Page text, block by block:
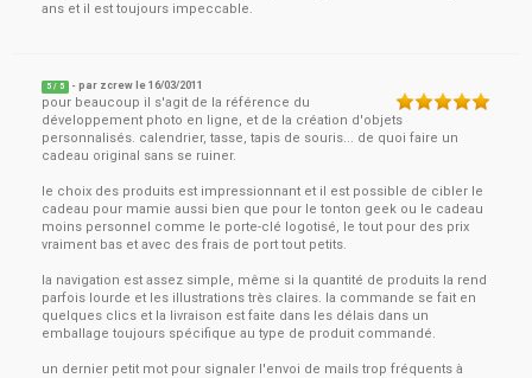
ans et il est toujours impeccable.
5 / 5 - par zcrew le16/03/2011
pour beaucoup il s'agit de la référence du
développement photo en ligne, et de la création d'objets
personnalisés. calendrier, tasse, tapis de souris... de quoi faire un
cadeau original sans se ruiner.
le choix des produits est impressionnant et il est possible de cibler le
cadeau pour mamie aussi bien que pour le tonton geek ou le cadeau
moins personnel comme le porte-clé logotisé, le tout pour des prix
vraiment bas et avec des frais de port tout petits.
la navigation est assez simple, même si la quantité de produits la rend
parfois lourde et les illustrations très claires. la commande se fait en
quelques clics et la livraison est faite dans les délais dans un
emballage toujours spécifique au type de produit commandé.
un dernier petit mot pour signaler l'envoi de mails trop fréquents à